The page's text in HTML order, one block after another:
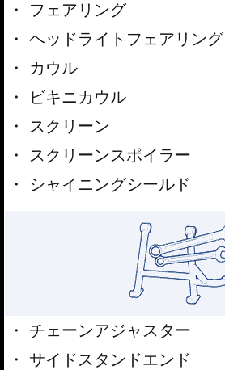
フェアリング
ヘッドライトフェアリング
カウル
ビキニカウル
スクリーン
スクリーンスポイラー
シャイニングシールド
チェーンアジャスター
サイドスタンドエンド